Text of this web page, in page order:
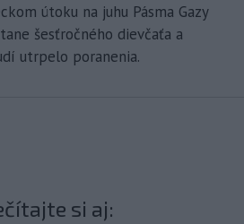
útoku na juhu Pásma Gazy
šesťročného dievčaťa a
utrpelo poranenia.
si aj: